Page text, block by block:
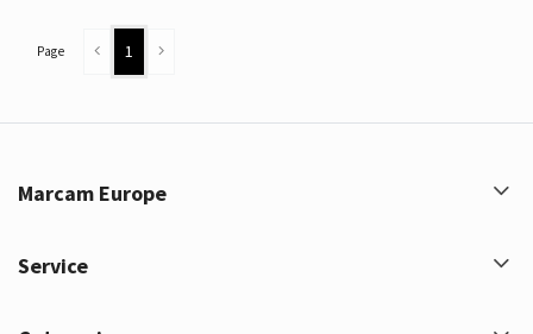
Page 1
Marcam Europe
Service